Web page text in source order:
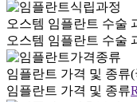
오스템 임플란트 수술
오스템 임플란트 수술
임플란트 가격 및 종류
임플란트 가격 및 종류